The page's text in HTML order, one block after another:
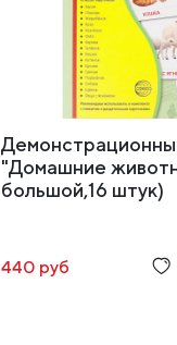
"Домашние
большой,16 штук)
440 руб